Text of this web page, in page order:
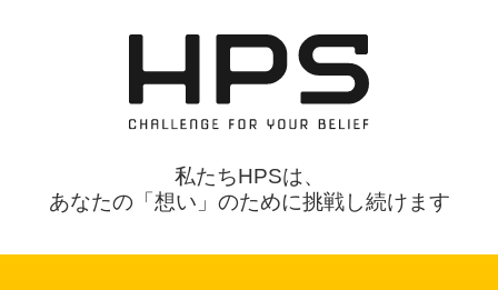
私たちHPSは、
あなたの「想い」のために挑戦し続けます